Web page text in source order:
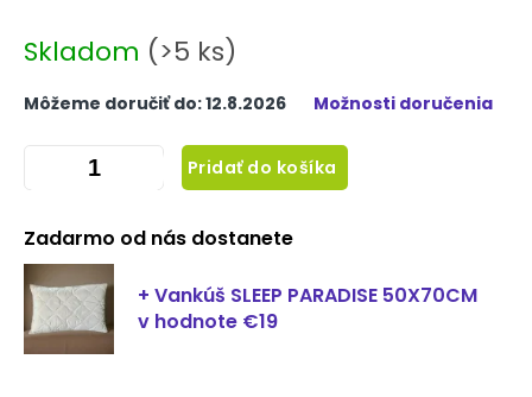
Skladom (>5 ks)
Môžeme doručiť do:12.8.2026 Možnosti doručenia
Pridať do košíka
Zadarmo od nás dostanete
+ Vankúš SLEEP PARADISE 50X70CM
v hodnote €19